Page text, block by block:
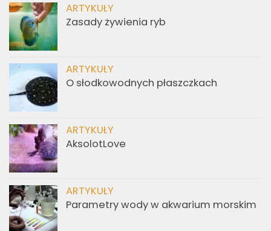
ARTYKUŁY
Zasady żywienia ryb
ARTYKUŁY
O słodkowodnych płaszczkach
ARTYKUŁY
AksolotLove
ARTYKUŁY
Parametry wody w akwarium morskim